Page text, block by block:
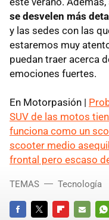
se desvelen más
y las sedes con las
estaremos muy
puedan traer acerca
emociones fuertes.
En Motorpasión |
SUV de las motos
funciona como un
scooter medio
frontal pero escaso
TEMAS Tecnología